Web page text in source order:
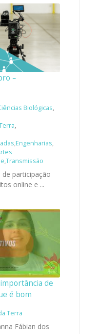
–
Biológicas,
,
,Engenharias,
,Transmissão
participação
online e ...
de
é bom
Terra
Fábian dos